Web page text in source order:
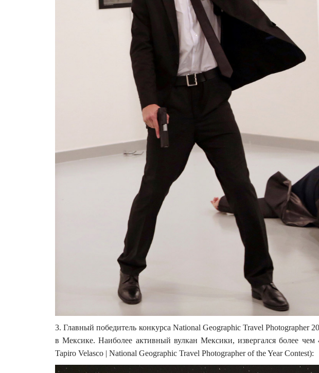
3. Главный победитель конкурса National Geographic Travel Photographer
в Мексике. Наиболее активный вулкан Мексики, извергался более
Tapiro Velasco | National Geographic Travel Photographer of the Year Contest):